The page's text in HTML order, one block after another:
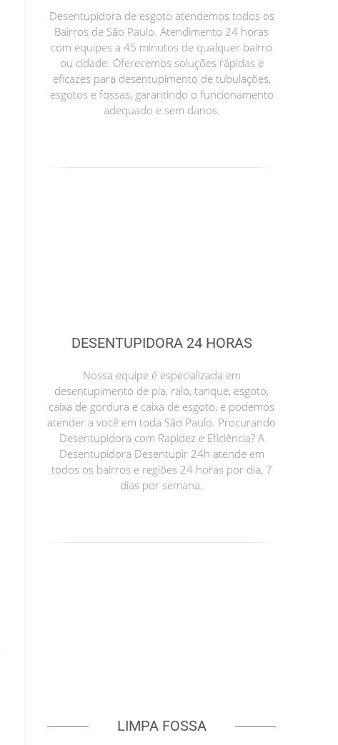
Desentupidora de esgoto atendemos todos os
Bairros de São Paulo. Atendimento 24 horas
com equipes a 45 minutos de qualquer bairro
ou cidade. Oferecemos soluções rápidas e
eficazes para desentupimento de tubulações,
esgotos e fossas, garantindo o funcionamento
adequado e sem danos.
DESENTUPIDORA 24 HORAS
Nossa equipe é especializada em
desentupimento de pia, ralo, tanque, esgoto,
caixa de gordura e caixa de esgoto, e podemos
atender a você em toda São Paulo. Procurando
Desentupidora com Rapidez e Eficiência? A
Desentupidora Desentupir 24h atende em
todos os bairros e regiões 24 horas por dia, 7
dias por semana.
LIMPA FOSSA